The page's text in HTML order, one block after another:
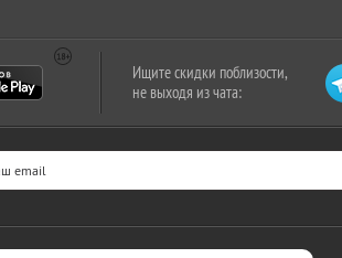
Ищите скидки поблизости,
не выходя из чата: